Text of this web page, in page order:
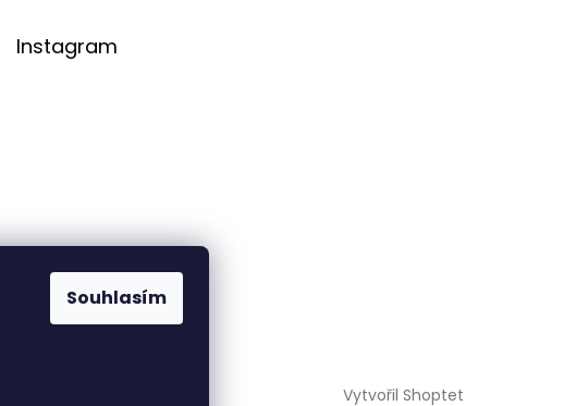
Souhlasím
Instagram
Sledovat na
Instagramu
Vytvořil Shoptet